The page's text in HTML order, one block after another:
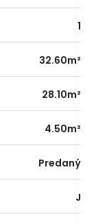
28.10m²
1
32.60m²
Predaný
J
4.50m²